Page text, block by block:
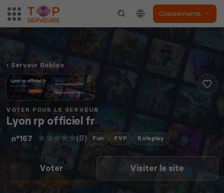
Classements
Serveur Roblox
VOTER POUR LE SERVEUR
Lyon rp officiel fr
n°167 (0) Fun PVP Roleplay
Voter Visiter le site